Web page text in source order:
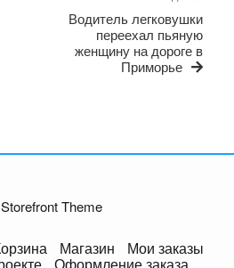
Водитель легковушки
переехал пьяную
женщину на дороге в
Приморье
Theme
Магазин Мои заказы